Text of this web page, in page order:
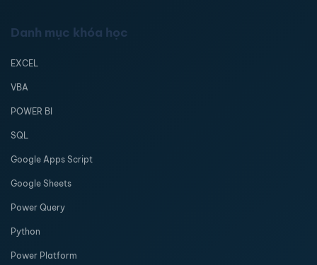
Danh mục khóa học
EXCEL
VBA
POWER BI
SQL
Google Apps Script
Google Sheets
Power Query
Python
Power Platform